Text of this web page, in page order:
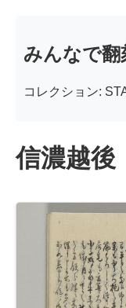
みんなで翻
コレクション:
信濃越